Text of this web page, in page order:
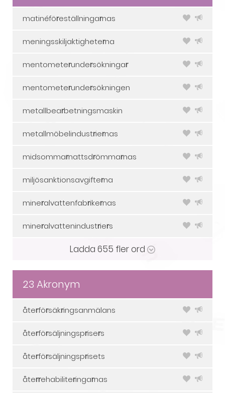
matinéföreställningarnas
meningsskiljaktigheterna
mentometerundersökningar
mentometerundersökningen
metallbearbetningsmaskin
metallmöbelindustriernas
midsommarnattsdrömmarnas
miljösanktionsavgifterna
mineralvattenfabrikernas
mineralvattenindustriers
Ladda 655 fler ord
23 Akronym
återförsäkringsanmälans
återförsäljningsprisers
återförsäljningsprisets
återrehabiliteringarnas